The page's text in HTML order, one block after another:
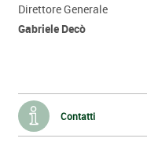
Direttore Generale
Gabriele Decò
Contatti